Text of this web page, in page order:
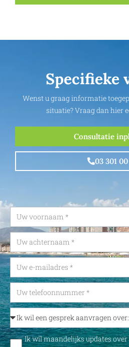
Specifieke
Wenst u graag informatie
situatie? Vraag dan hier
Consultatie
03 301
Ik wil maandelijks updates